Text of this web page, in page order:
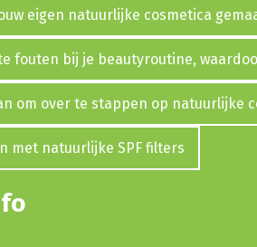
eigen natuurlijke cosmetica
fouten bij je beautyroutine,
om over te stappen op natuurlijke
met natuurlijke SPF filters